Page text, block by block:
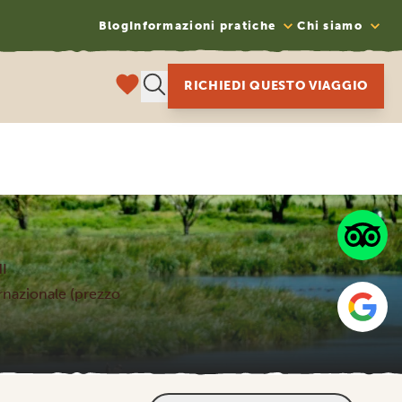
BlogInformazioni pratiche Chi siamo
RICHIEDI QUESTO VIAGGIO
(prezzo